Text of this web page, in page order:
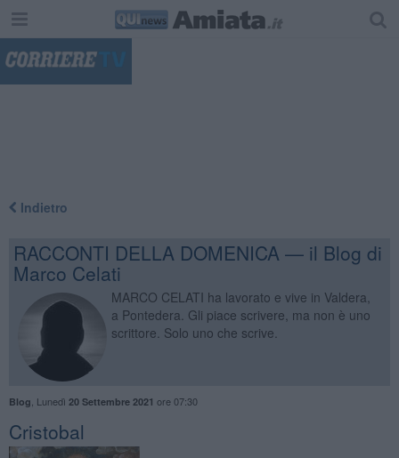
Indietro
RACCONTI DELLA DOMENICA — il Blog di
Marco Celati
MARCO CELATI ha lavorato e vive in Valdera,
a Pontedera. Gli piace scrivere, ma non è uno
scrittore. Solo uno che scrive.
Blog Lunedì 20 Settembre 2021 ore 07:30
Cristobal